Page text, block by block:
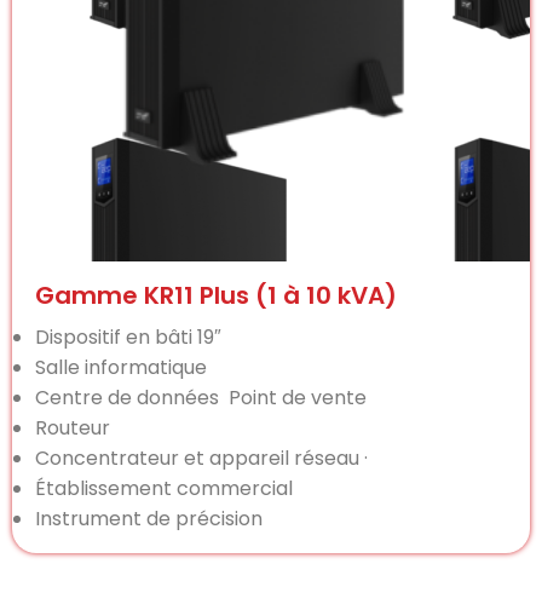
Gamme KR11 Plus (1 à 10 kVA)
Dispositif en bâti 19″
Salle informatique
Centre de données Point de vente
Routeur
Concentrateur et appareil réseau ·
Établissement commercial
Instrument de précision